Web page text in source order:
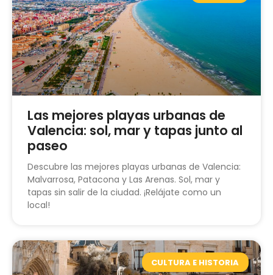
Las mejores playas urbanas de
Valencia: sol, mar y tapas junto al
paseo
Descubre las mejores playas urbanas de Valencia:
Malvarrosa, Patacona y Las Arenas. Sol, mar y
tapas sin salir de la ciudad. ¡Relájate como un
local!
CULTURA E HISTORIA